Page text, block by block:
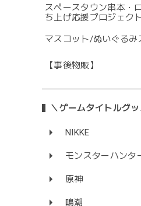
スペースタウン串本・
ち上げ応援プロジェク
マスコット/ぬいぐるみ
【事後物販】
＼ゲームタイトルグ
NIKKE
モンスターハンタ
原神
鳴潮